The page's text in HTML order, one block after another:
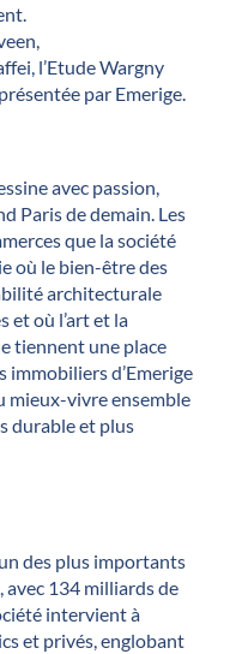
l’Etude Wargny
par Emerige.
avec passion,
Paris de demain. Les
que la société
où le bien-être des
architecturale
et où l’art et la
tiennent une place
d’Emerige
mieux-vivre ensemble
durable et plus
des plus importants
avec 134 milliards de
intervient à
et privés, englobant